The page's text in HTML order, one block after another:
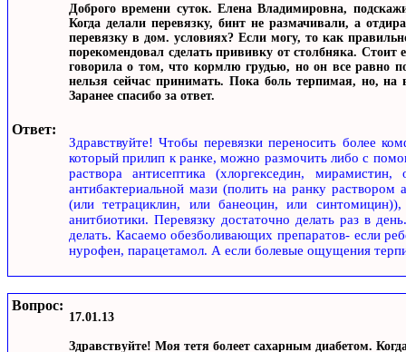
Доброго времени суток. Елена Владимировна,
Когда делали перевязку, бинт не размачивали, а
перевязку в дом. условиях? Если могу, то как
порекомендовал сделать прививку от столбняка.
говорила о том, что кормлю грудью, но он все равно
нельзя сейчас принимать. Пока боль терпимая, но,
Заранее спасибо за ответ.
Ответ:
Здравствуйте! Чтобы перевязки переносить более
который прилип к ранке, можно размочить либо с
раствора антисептика (хлоргекседин,
антибактериальной мази (полить на ранку раствором
(или тетрациклин, или банеоцин, или
анитбиотики. Перевязку достаточно делать раз в
делать. Касаемо обезболивающих препаратов- если
нурофен, парацетамол. А если болевые ощущения
Вопрос:
17.01.13
Здравствуйте! Моя тетя болеет сахарным диабетом.